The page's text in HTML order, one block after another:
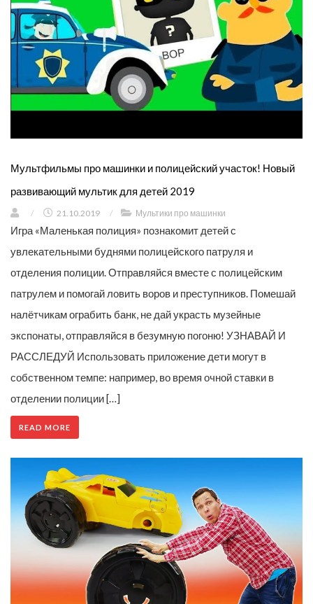
Мультфильмы про машинки и полицейский участок! Новый
развивающий мультик для детей 2019
/ 21.10.2019 / Мультики про машинки
Игра «Маленькая полиция» познакомит детей с
увлекательными буднями полицейского патруля и
отделения полиции. Отправляйся вместе с полицейским
патрулем и помогай ловить воров и преступников. Помешай
налётчикам ограбить банк, не дай украсть музейные
экспонаты, отправляйся в безумную погоню! УЗНАВАЙ И
РАССЛЕДУЙ Использовать приложение дети могут в
собственном темпе: например, во время очной ставки в
отделении полиции […]
READ MORE